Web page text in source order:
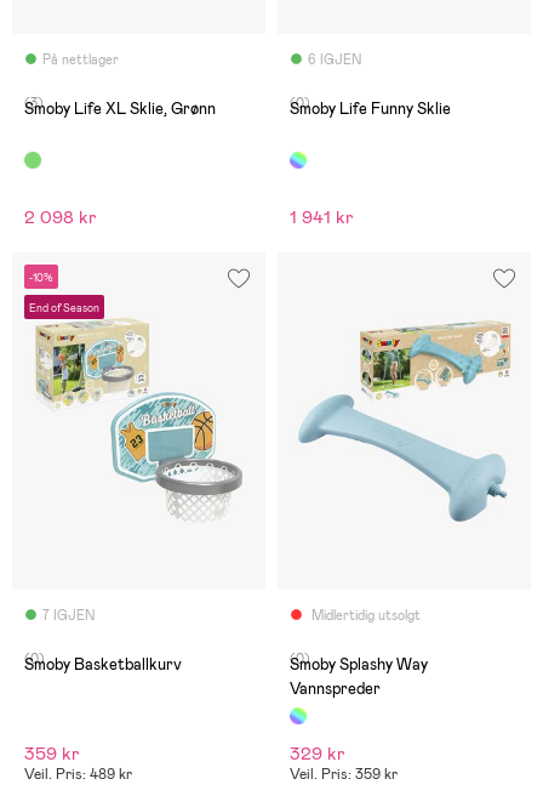
På nettlager
(3)
Smoby Life XL Sklie, Grønn
2 098 kr
6 IGJEN
(0)
Smoby Life Funny Sklie
1 941 kr
-10%
End of Season
7 IGJEN
(0)
Smoby Basketballkurv
359 kr
Veil. Pris: 489 kr
Midlertidig utsolgt
(0)
Smoby Splashy Way
Vannspreder
329 kr
Veil. Pris: 359 kr